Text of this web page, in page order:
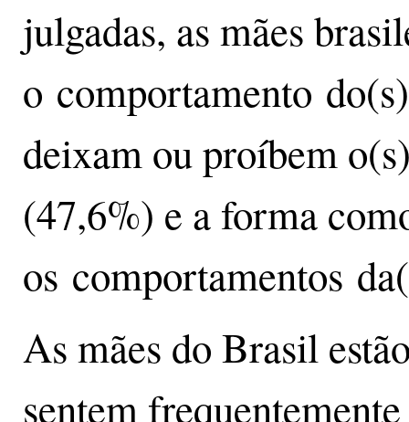
julgadas, as mães
o comportamento
deixam ou proíbem
(47,6%) e a forma
os comportamentos
As mães do Brasil
sentem